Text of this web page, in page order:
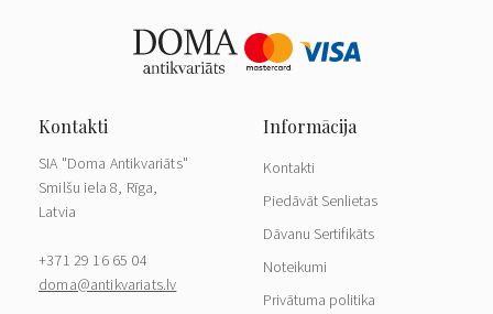
SIA "Doma Antikvariāts"
Smilšu iela 8, Rīga,
Latvia
+371 29 16 65 04
doma@antikvariats.lv
Kontakti
Piedāvāt Senlietas
Dāvanu Sertifikāts
Noteikumi
Privātuma politika